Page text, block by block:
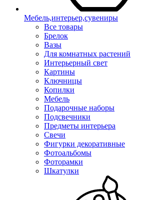
Мебель,интерьер,сувениры
Все товары
Брелок
Вазы
Для комнатных растений
Интерьерный свет
Картины
Ключницы
Копилки
Мебель
Подарочные наборы
Подсвечники
Предметы интерьера
Свечи
Фигурки декоративные
Фотоальбомы
Фоторамки
Шкатулки